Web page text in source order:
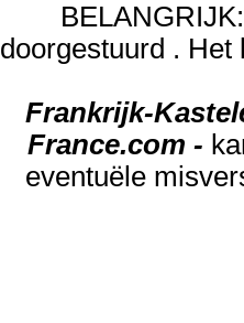
doorgestuurd . Het
Frankrijk-
France.com -
eventuële